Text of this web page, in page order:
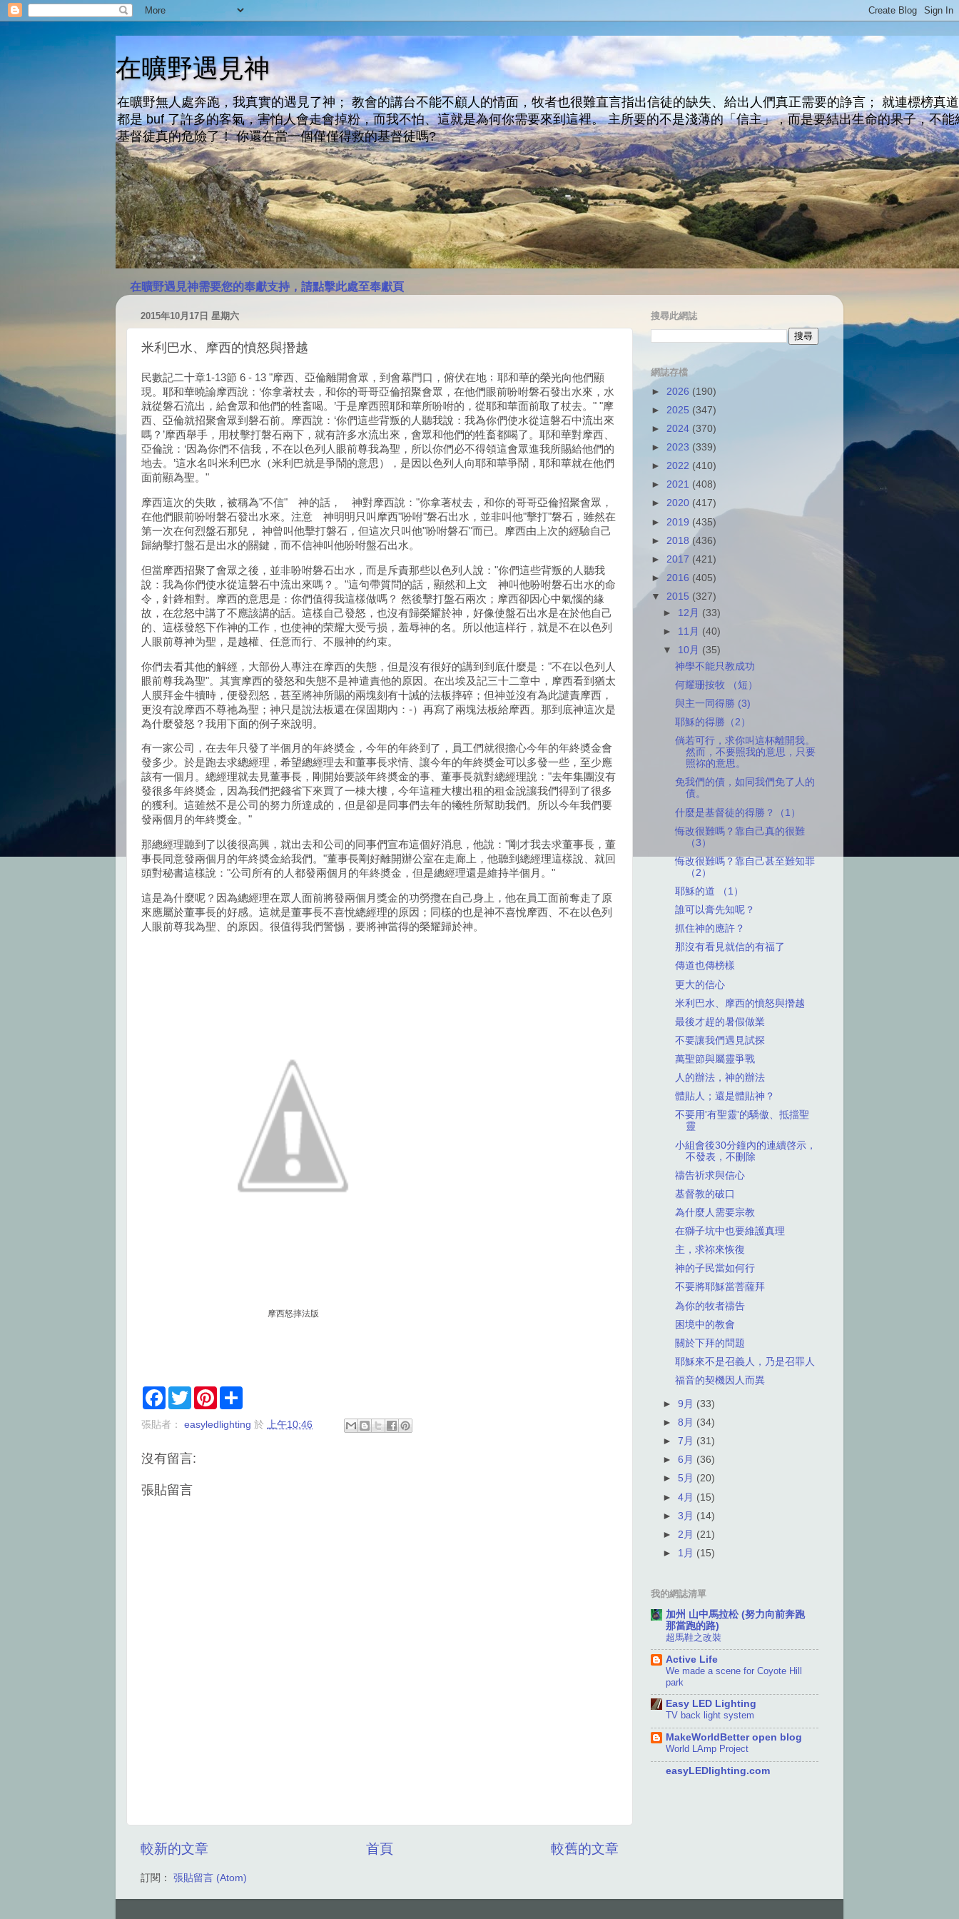
在曠野遇見神
在曠野無人處奔跑，我真實的遇見了神； 教會的講台不能不顧人的情面，牧者也很難直言指出信徒的缺失、給出人們真正需要的諍言； 就連標榜真
都是 buf 了許多的客氣，害怕人會走會掉粉，而我不怕、這就是為何你需要來到這裡。 主所要的不是淺薄的「信主」，而是要結出生命的果子，不能
基督徒真的危險了！ 你還在當一個僅僅得救的基督徒嗎?
在曠野遇見神需要您的奉獻支持，請點擊此處至奉獻頁
2015年10月17日 星期六
米利巴水、摩西的憤怒與撍越
民數記二十章1-13節 6 - 13 "摩西、亞倫離開會眾，到會幕門口，俯伏在地﹔耶和華的榮光向他們顯
現。耶和華曉諭摩西說：‘你拿著杖去，和你的哥哥亞倫招聚會眾，在他們眼前吩咐磐石發出水來，水
就從磐石流出，給會眾和他們的牲畜喝。’于是摩西照耶和華所吩咐的，從耶和華面前取了杖去。" "摩
西、亞倫就招聚會眾到磐石前。摩西說：‘你們這些背叛的人聽我說：我為你們使水從這磐石中流出來
嗎？’摩西舉手，用杖擊打磐石兩下，就有許多水流出來，會眾和他們的牲畜都喝了。耶和華對摩西、
亞倫說：‘因為你們不信我，不在以色列人眼前尊我為聖，所以你們必不得領這會眾進我所賜給他們的
地去。’這水名叫米利巴水（米利巴就是爭鬧的意思），是因以色列人向耶和華爭鬧，耶和華就在他們
面前顯為聖。"
摩西這次的失敗，被稱為"不信" 神的話， 神對摩西說："你拿著杖去，和你的哥哥亞倫招聚會眾，
在他們眼前吩咐磐石發出水來。注意 神明明只叫摩西"吩咐"磐石出水，並非叫他"擊打"磐石，雖然在
第一次在何烈盤石那兒， 神曾叫他擊打磐石，但這次只叫他"吩咐磐石"而已。摩西由上次的經驗自己
歸納擊打盤石是出水的關鍵，而不信神叫他吩咐盤石出水。
但當摩西招聚了會眾之後，並非吩咐磐石出水，而是斥責那些以色列人說："你們這些背叛的人聽我
說：我為你們使水從這磐石中流出來嗎？。"這句帶質問的話，顯然和上文 神叫他吩咐磐石出水的命
令，針鋒相對。摩西的意思是：你們值得我這樣做嗎？ 然後擊打盤石兩次；摩西卻因心中氣惱的緣
故，在忿怒中講了不應該講的話。這樣自己發怒，也沒有歸榮耀於神，好像使盤石出水是在於他自己
的、這樣發怒下作神的工作，也使神的荣耀大受亏损，羞辱神的名。所以他這样行，就是不在以色列
人眼前尊神为聖，是越權、任意而行、不服神的约束。
你們去看其他的解經，大部份人專注在摩西的失態，但是沒有很好的講到到底什麼是："不在以色列人
眼前尊我為聖"。其實摩西的發怒和失態不是神遣責他的原因。在出埃及記三十二章中，摩西看到猶太
人膜拜金牛犢時，便發烈怒，甚至將神所賜的兩塊刻有十誡的法板摔碎；但神並沒有為此譴責摩西，
更沒有說摩西不尊祂為聖；神只是說法板還在保固期內：-）再寫了兩塊法板給摩西。那到底神這次是
為什麼發怒？我用下面的例子來說明。
有一家公司，在去年只發了半個月的年終奬金，今年的年終到了，員工們就很擔心今年的年終奬金會
發多少。於是跑去求總經理，希望總經理去和董事長求情、讓今年的年終奬金可以多發一些，至少應
該有一個月。總經理就去見董事長，剛開始要談年終奬金的事、董事長就對總經理說："去年集團沒有
發很多年終奬金，因為我們把錢省下來買了一棟大樓，今年這種大樓出租的租金說讓我們得到了很多
的獲利。這雖然不是公司的努力所達成的，但是卻是同事們去年的犧牲所幫助我們。所以今年我們要
發兩個月的年終獎金。"
那總經理聽到了以後很高興，就出去和公司的同事們宣布這個好消息，他說："剛才我去求董事長，董
事長同意發兩個月的年終奬金給我們。"董事長剛好離開辦公室在走廊上，他聽到總經理這樣說、就回
頭對秘書這樣說："公司所有的人都發兩個月的年終奬金，但是總經理還是維持半個月。"
這是為什麼呢？因為總經理在眾人面前將發兩個月獎金的功勞攬在自己身上，他在員工面前奪走了原
來應屬於董事長的好感。這就是董事長不喜悅總經理的原因；同樣的也是神不喜悅摩西、不在以色列
人眼前尊我為聖、的原因。很值得我們警惕，要將神當得的榮耀歸於神。
摩西怒摔法版
F
e
o
T
w
t
r
P
t
r
張貼者： easyledlighting 於 上午10:46
沒有留言:
張貼留言
較新的文章 較舊的文章
首頁
訂閱： 張貼留言 (Atom)
搜尋此網誌
網誌存檔
► 2026 (190)
► 2025 (347)
► 2024 (370)
► 2023 (339)
► 2022 (410)
► 2021 (408)
► 2020 (417)
► 2019 (435)
► 2018 (436)
► 2017 (421)
► 2016 (405)
▼ 2015 (327)
► 12月 (33)
► 11月 (40)
▼ 10月 (35)
神學不能只教成功
何耀珊按牧 （短）
與主一同得勝 (3)
耶穌的得勝（2）
倘若可行，求你叫這杯離開我。
然而，不要照我的意思，只要
照祢的意思。
免我們的債，如同我們免了人的
債。
什麼是基督徒的得勝？（1）
悔改很難嗎？靠自己真的很難
（3）
悔改很難嗎？靠自己甚至難知罪
（2）
耶穌的道 （1）
誰可以膏先知呢？
抓住神的應許？
那沒有看見就信的有福了
傳道也傳榜樣
更大的信心
米利巴水、摩西的憤怒與撍越
最後才趕的暑假做業
不要讓我們遇見試探
萬聖節與屬靈爭戰
人的辦法，神的辦法
體貼人；還是體貼神？
不要用'有聖靈'的驕傲、抵擋聖
靈
小組會後30分鐘內的連續啓示，
不發表，不刪除
禱告祈求與信心
基督教的破口
為什麼人需要宗教
在獅子坑中也要維護真理
主，求祢來恢復
神的子民當如何行
不要將耶穌當菩薩拜
為你的牧者禱告
困境中的教會
關於下拜的問題
耶穌來不是召義人，乃是召罪人
福音的契機因人而異
►9月 (33)
►8月 (34)
►7月 (31)
►6月 (36)
► 5月 (20)
►4月 (15)
►3月 (14)
► 2月 (21)
► 1月 (15)
我的網誌清單
加州 山中馬拉松 (努力向前奔跑
那當跑的路)
超馬鞋之改裝
Active Life
We made a scene for Coyote Hill
park
Easy LED Lighting
TV back light system
MakeWorldBetter open blog
World LAmp Project
easyLEDlighting.com